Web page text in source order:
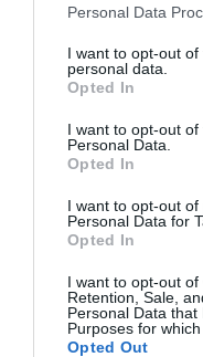
Personal Data
I want to opt-out
personal data.
Opted In
I want to opt-out
Personal Data.
Opted In
I want to opt-out
Personal Data for
Opted In
I want to opt-out of
Retention, Sale,
Personal Data
Purposes for
Opted Out
por Redacción
Artículos anteriores
Enormes minucias